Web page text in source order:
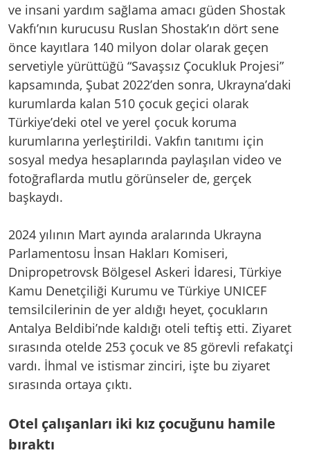
ve insani yardım sağlama amacı güden Shostak
Vakfı’nın kurucusu Ruslan Shostak’ın dört sene
önce kayıtlara 140 milyon dolar olarak geçen
servetiyle yürüttüğü “Savaşsız Çocukluk Projesi”
kapsamında, Şubat 2022’den sonra, Ukrayna’daki
kurumlarda kalan 510 çocuk geçici olarak
Türkiye’deki otel ve yerel çocuk koruma
kurumlarına yerleştirildi. Vakfın tanıtımı için
sosyal medya hesaplarında paylaşılan video ve
fotoğraflarda mutlu görünseler de, gerçek
başkaydı.
2024 yılının Mart ayında aralarında Ukrayna
Parlamentosu İnsan Hakları Komiseri,
Dnipropetrovsk Bölgesel Askeri İdaresi, Türkiye
Kamu Denetçiliği Kurumu ve Türkiye UNICEF
temsilcilerinin de yer aldığı heyet, çocukların
Antalya Beldibi’nde kaldığı oteli teftiş etti. Ziyaret
sırasında otelde 253 çocuk ve 85 görevli refakatçi
vardı. İhmal ve istismar zinciri, işte bu ziyaret
sırasında ortaya çıktı.
Otel çalışanları iki kız çocuğunu hamile
bıraktı